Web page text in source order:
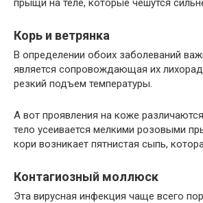
Корь и ветрянка
В определении обоих заболеваний
является сопровождающая их
резкий подъем температуры.
А вот проявления на коже
тело усеивается мелкими розовыми
кори возникает пятнистая сыпь,
Контагиозный моллюск
Эта вирусная инфекция чаще всего